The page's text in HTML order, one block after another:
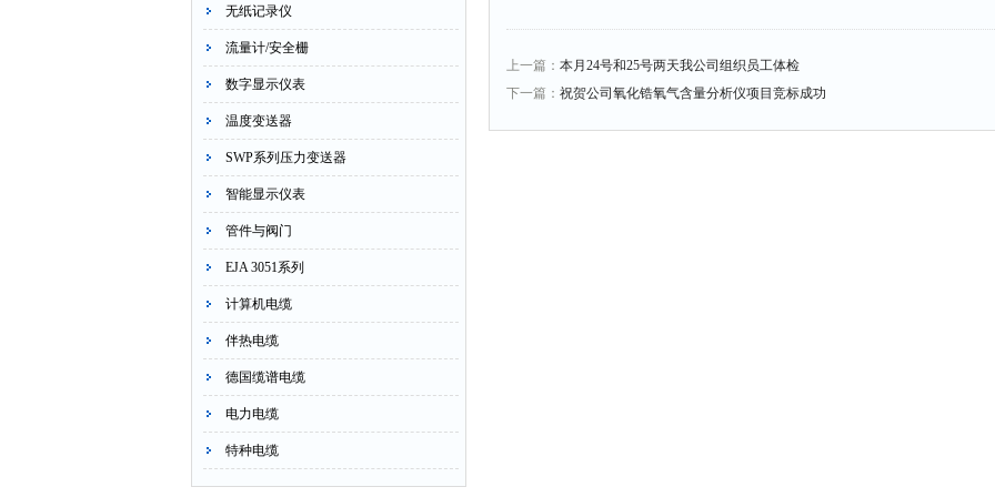
无纸记录仪
流量计/安全栅
数字显示仪表
温度变送器
SWP系列压力变送器
智能显示仪表
管件与阀门
EJA 3051系列
计算机电缆
伴热电缆
德国缆谱电缆
电力电缆
特种电缆
上一篇： 本月24号和25号两天我公司组织员工体检
下一篇： 祝贺公司氧化锆氧气含量分析仪项目竞标成功